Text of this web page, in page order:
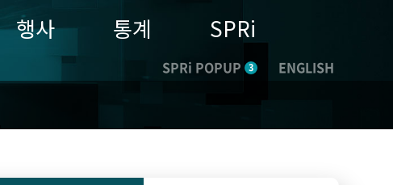
행사 통계 SPRi
SPRi POPUP 3 ENGLISH